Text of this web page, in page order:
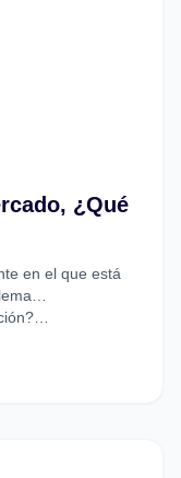
¿Qué
en el que está